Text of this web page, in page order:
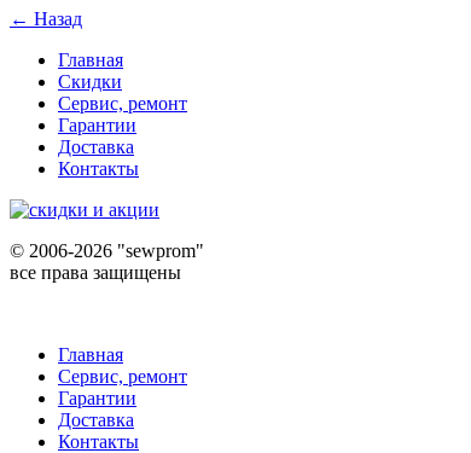
← Назад
Главная
Скидки
Сервис, ремонт
Гарантии
Доставка
Контакты
© 2006-2026 "sewprom"
все права защищены
Главная
Сервис, ремонт
Гарантии
Доставка
Контакты